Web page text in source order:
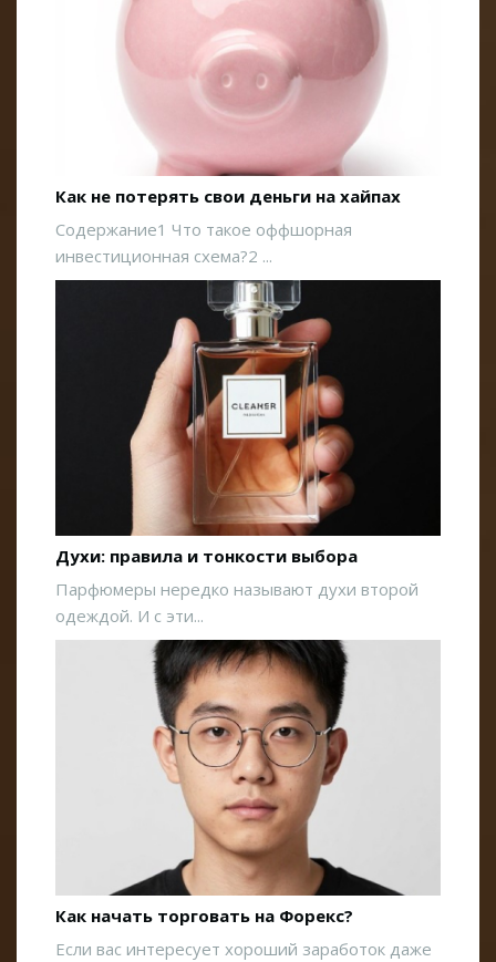
Как не потерять свои деньги на хайпах
Содержание1 Что такое оффшорная
инвестиционная схема?2 ...
Духи: правила и тонкости выбора
Парфюмеры нередко называют духи второй
одеждой. И с эти...
Как начать торговать на Форекс?
Если вас интересует хороший заработок даже